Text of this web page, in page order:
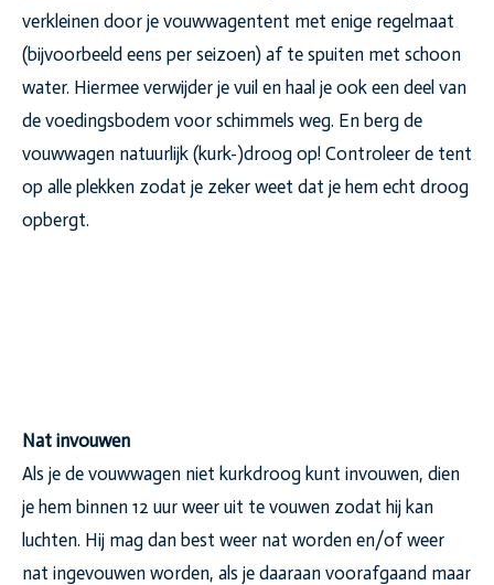
verkleinen door je vouwwagentent met enige regelmaat
(bijvoorbeeld eens per seizoen) af te spuiten met schoon
water. Hiermee verwijder je vuil en haal je ook een deel van
de voedingsbodem voor schimmels weg. En berg de
vouwwagen natuurlijk (kurk-)droog op! Controleer de tent
op alle plekken zodat je zeker weet dat je hem echt droog
opbergt.
Nat invouwen
Als je de vouwwagen niet kurkdroog kunt invouwen, dien
je hem binnen 12 uur weer uit te vouwen zodat hij kan
luchten. Hij mag dan best weer nat worden en/of weer
nat ingevouwen worden, als je daaraan voorafgaand maar